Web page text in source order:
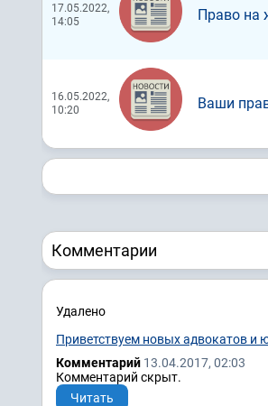
17.05.2022,
14:05
Право на
16.05.2022,
10:20
Ваши
Комментарии
Удалено
Приветствуем новых адвокатов и
Комментарий 13.04.2017, 02:03
Комментарий скрыт.
Читать